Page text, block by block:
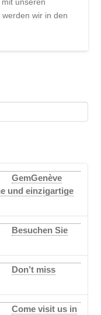
wir in den
GemGenève
und einzigartige
Besuchen Sie
Don’t miss
Come visit us in